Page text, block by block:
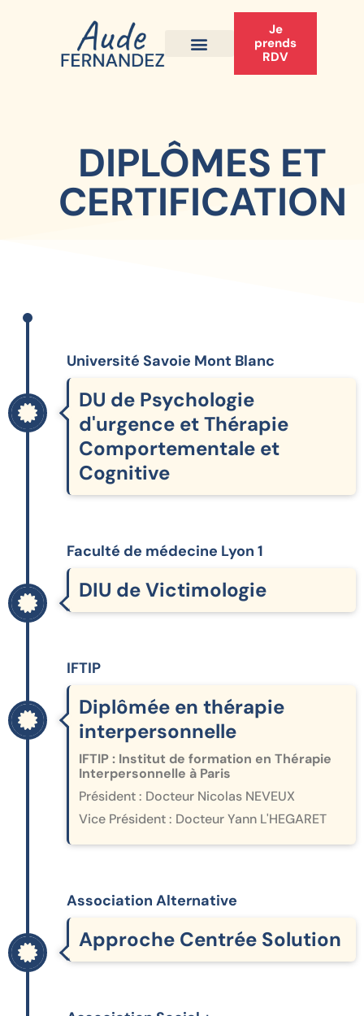
Je
prends
RDV
DIPLÔMES ET
CERTIFICATION
Université Savoie Mont Blanc
DU de Psychologie
d'urgence et Thérapie
Comportementale et
Cognitive
Faculté de médecine Lyon 1
DIU de Victimologie
IFTIP
Diplômée en thérapie
interpersonnelle
IFTIP : Institut de formation en Thérapie
Interpersonnelle à Paris
Président : Docteur Nicolas NEVEUX
Vice Président : Docteur Yann L'HEGARET
Association Alternative
Approche Centrée Solution